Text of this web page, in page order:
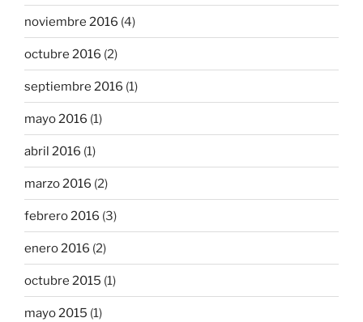
noviembre 2016 (4)
octubre 2016 (2)
septiembre 2016 (1)
mayo 2016 (1)
abril 2016 (1)
marzo 2016 (2)
febrero 2016 (3)
enero 2016 (2)
octubre 2015 (1)
mayo 2015 (1)